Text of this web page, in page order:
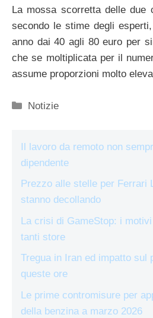
La mossa scorretta delle due
secondo le stime degli
anno dai 40 agli 80 euro per
che se moltiplicata per il
assume proporzioni molto
Categorie
Notizie
Il lavoro da remoto non
dipendente
Prezzo alle stelle per Ferrari
stanno decollando
La crisi di GameStop: i
tanti store
Tregua in Iran ed impatto sul
queste ore
Le prime contromisure per
della benzina a marzo 2026